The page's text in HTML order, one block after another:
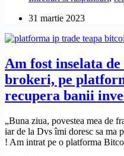
platforma
t.trade
Binance,
dar
nu
mai
pot
retrage
banii.
Cum
pot
31 martie 2023
Am fost inselata
brokeri, pe
recupera banii
„Buna ziua, povestea mea de
iar de la Dvs îmi doresc sa ma
! Am intrat pe o platforma